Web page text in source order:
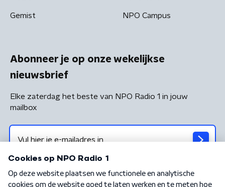
Gemist NPO Campus
Abonneer je op onze wekelijkse
nieuwsbrief
Elke zaterdag het beste van NPO Radio 1 in jouw
mailbox